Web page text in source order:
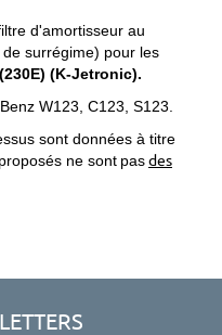
d'amortisseur au
surrégime) pour les
(K-Jetronic).
W123, C123, S123.
sont données à titre
ne sont pasdes